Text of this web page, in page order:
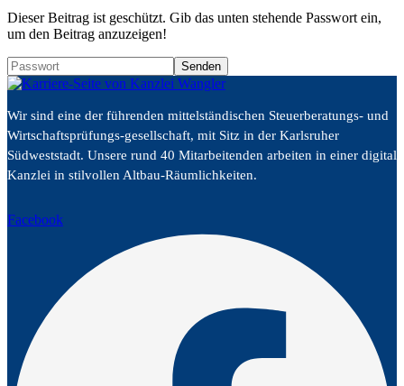
Dieser Beitrag ist geschützt. Gib das unten stehende Passwort ein,
um den Beitrag anzuzeigen!
Wir sind eine der führenden mittelständischen Steuerberatungs- und
Wirtschaftsprüfungs-gesellschaft, mit Sitz in der Karlsruher
Südweststadt. Unsere rund 40 Mitarbeitenden arbeiten in einer
Kanzlei in stilvollen Altbau-Räumlichkeiten.
Facebook